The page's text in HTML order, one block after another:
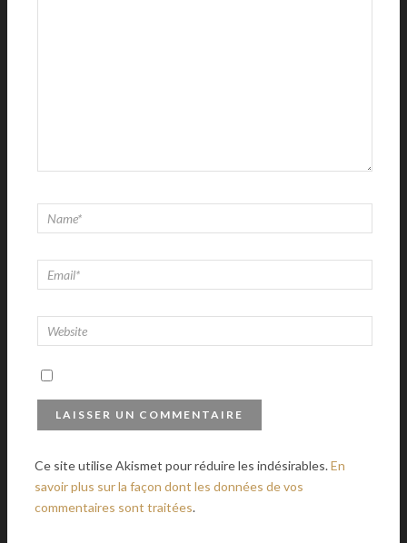
Ce site utilise Akismet pour réduire les indésirables.En
savoir plus sur la façon dont les données de vos
commentaires sont traitées.